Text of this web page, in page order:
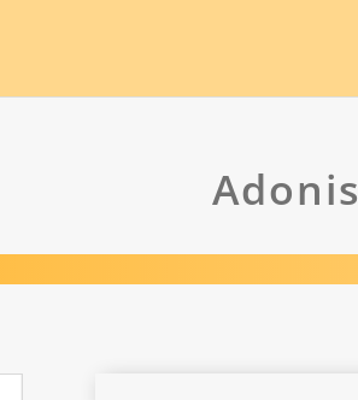
Adonis